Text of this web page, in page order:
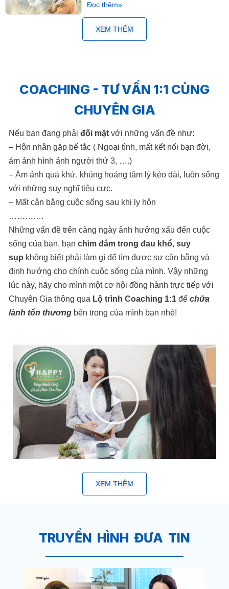
Đọc thêm»
XEM THÊM
COACHING - TƯ VẤN 1:1 CÙNG
CHUYÊN GIA
Nếu bạn đang phải đối mặt với những vấn đề như:
– Hôn nhân gặp bế tắc ( Ngoại tình, mất kết nối bạn đời,
ám ảnh hình ảnh người thứ 3, ….)
– Ám ảnh quá khứ, khủng hoảng tâm lý kéo dài, luôn sống
với những suy nghĩ tiêu cực.
– Mất cân bằng cuộc sống sau khi ly hôn
………….
Những vấn đề trên càng ngày ảnh hưởng xấu đến cuộc
sống của bạn, bạn chìm đắm trong đau khổ, suy
sụp không biết phải làm gì để tìm được sự cân bằng và
định hướng cho chính cuộc sống của mình. Vậy những
lúc này, hãy cho mình một cơ hội đồng hành trực tiếp với
Chuyên Gia thông qua Lộ trình Coaching 1:1 để chữa
lành tổn thương bên trong của mình bạn nhé!
XEM THÊM
TRUYỀN HÌNH ĐƯA TIN​